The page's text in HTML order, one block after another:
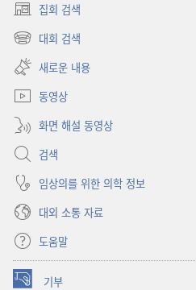
집회 검색
(새로운
창
대회 검색
(새로운
창
열기)
새로운 내용
동영상
화면 해설 동영상
검색
임상의를 위한 의학 정보
대외 소통 자료
도움말
기부